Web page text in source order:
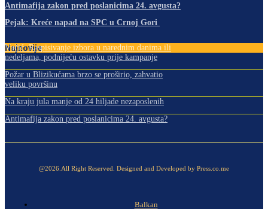
Antimafija zakon pred poslanicima 24. avgusta?
Pejak: Kreće napad na SPC u Crnoj Gori
Najnovije
Vučić: Raspisivanje izbora u narednim danima ili
nedeljama, podnijeću ostavku prije kampanje
Požar u Blizikućama brzo se proširio, zahvatio
veliku površinu
Na kraju jula manje od 24 hiljade nezaposlenih
Antimafija zakon pred poslanicima 24. avgusta?
@2026.All Right Reserved. Designed and Developed by Press.co.me
Balkan